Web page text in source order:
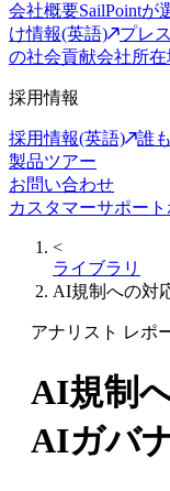
会社概要SailPointが
け情報(英語)
プレ
の社会貢献会社所在
採用情報
採用情報(英語)
誰
製品ツアー
お問い合わせ
カスタマーサポー
<
ライブラリ
AI規制への対
アナリスト レポ
AI規制
AIガバ